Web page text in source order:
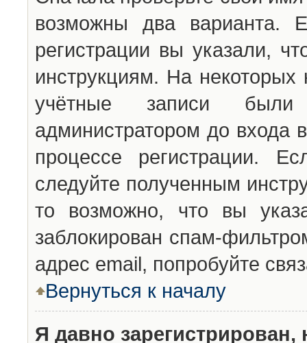
возможны два варианта.
регистрации вы указали,
инструкциям. На
учётные записи были
администратором до входа
процессе регистрации.
следуйте полученным
то возможно, что вы
заблокирован спам-
адрес email, попробуйте
Вернуться к началу
Я давно